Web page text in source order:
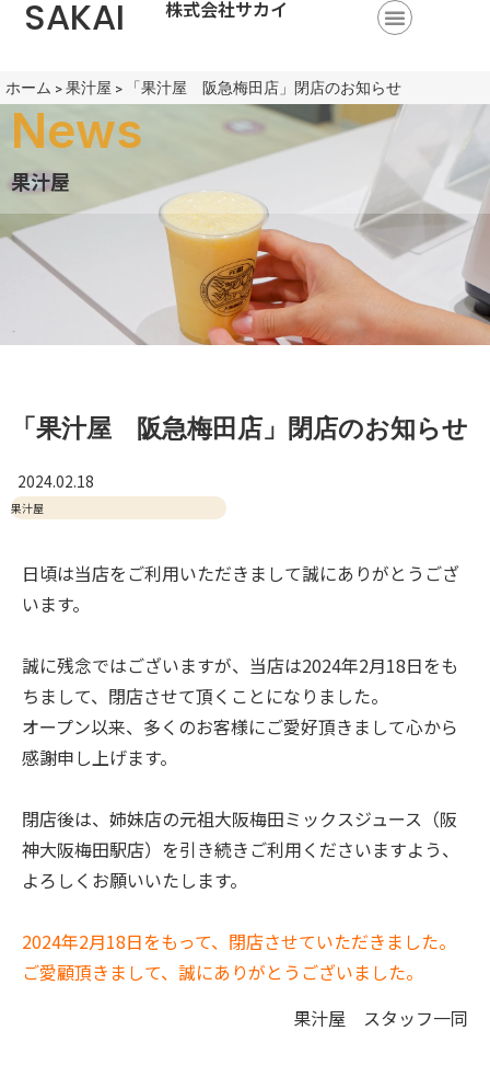
SAKAI 株式会社サカイ
ホーム >果汁屋 > 「果汁屋 阪急梅田店」閉店のお知らせ
News
果汁屋
「果汁屋 阪急梅田店」閉店のお知らせ
2024.02.18
果汁屋
日頃は当店をご利用いただきまして誠にありがとうござ
います。
誠に残念ではございますが、当店は2024年2月18日をも
ちまして、閉店させて頂くことになりました。
オープン以来、多くのお客様にご愛好頂きまして心から
感謝申し上げます。
閉店後は、姉妹店の元祖大阪梅田ミックスジュース（阪
神大阪梅田駅店）を引き続きご利用くださいますよう、
よろしくお願いいたします。
2024年2月18日をもって、閉店させていただきました。
ご愛顧頂きまして、誠にありがとうございました。
果汁屋 スタッフ一同